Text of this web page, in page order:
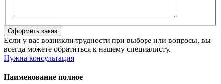
Если у вас возникли трудности при выборе или вопросы, вы
всегда можете обратиться к нашему специалисту.
Нужна консультация
Наименование полное